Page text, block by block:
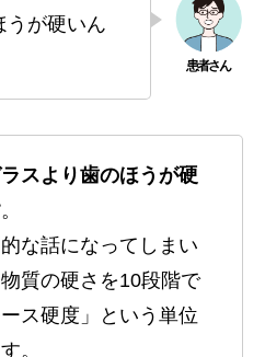
うが硬いん
スより歯のほうが硬
。
な話になってしまい
質の硬さを10段階で
ス硬度」という単位
。